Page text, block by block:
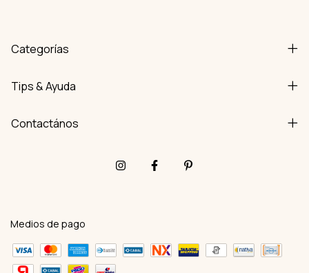
Categorías
Tips & Ayuda
Contactános
Medios de pago